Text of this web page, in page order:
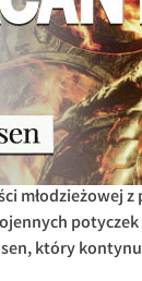
młodzieżowej
potyczek
który